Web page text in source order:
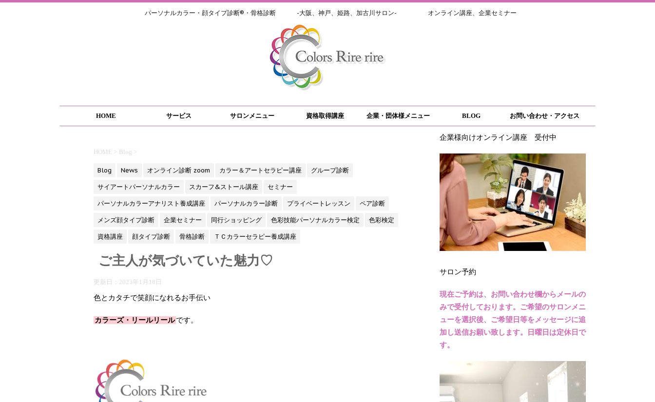
パーソナルカラー・顔タイプ診断®・骨格診断 -大阪、神戸、姫路、加古川サロン- オンライン講座、企業セミナー
HOME サービス サロンメニュー 資格取得講座 企業・団体様メニュー BLOG お問い合わせ・アクセス
HOME > Blog >
Blog News オンライン診断 zoom カラー＆アートセラピー講座
グループ診断
サイアートパーソナルカラー
スカーフ&ストール講座
セミナー
パーソナルカラーアナリスト養成講座
パーソナルカラー診断 プライベートレッスン
ペア診断
メンズ顔タイプ診断
企業セミナー 同行ショッピング 色彩技能パーソナルカラー検定
色彩検定
資格講座
顔タイプ診断 骨格診断 ＴＣカラーセラピー養成講座
ご主人が気づいていた魅力♡
更新日： 2023年1月18日
色とカタチで笑顔になれるお手伝い
カラーズ・リールリールです。
企業様向けオンライン講座 受付中
サロン予約
現在ご予約は、お問い合わせ欄からメールの
みで受付しております。ご希望のサロンメニ
ューを選択後、ご希望日等をメッセージに追
加し送信お願い致します。日曜日は定休日で
す。